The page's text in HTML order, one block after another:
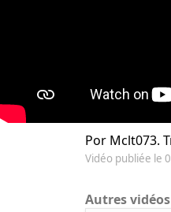
Por Mclt073.
Vidéo publiée le
Autres vidéos